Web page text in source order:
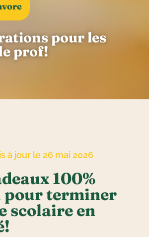
pour les
prof!
à jour le 26 mai 2026
100%
pour terminer
scolaire en